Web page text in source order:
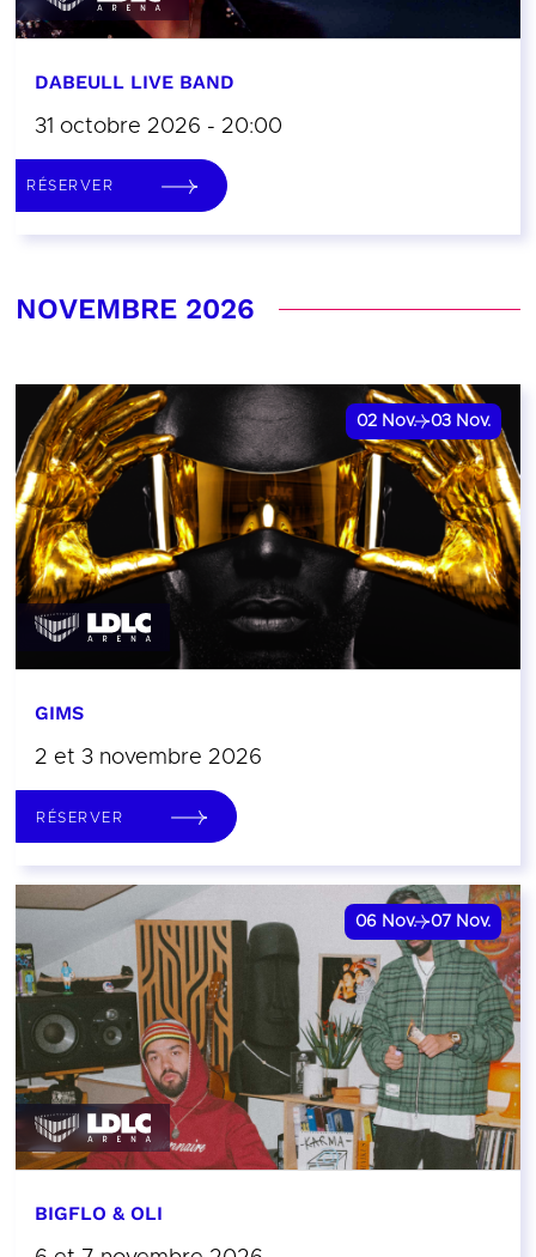
DABEULL LIVE BAND
31 octobre 2026 - 20:00
RÉSERVER
NOVEMBRE 2026
02 Nov. 03 Nov.
GIMS
2 et 3 novembre 2026
RÉSERVER
06 Nov. 07 Nov.
BIGFLO & OLI